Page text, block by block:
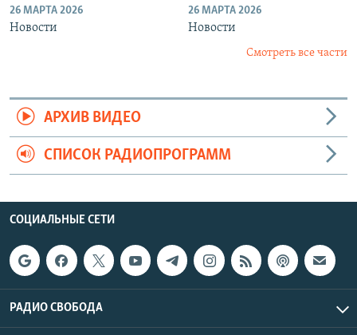
26 МАРТА 2026
Новости
26 МАРТА 2026
Новости
Смотреть все части
АРХИВ ВИДЕО
СПИСОК РАДИОПРОГРАММ
СОЦИАЛЬНЫЕ СЕТИ
РАДИО СВОБОДА